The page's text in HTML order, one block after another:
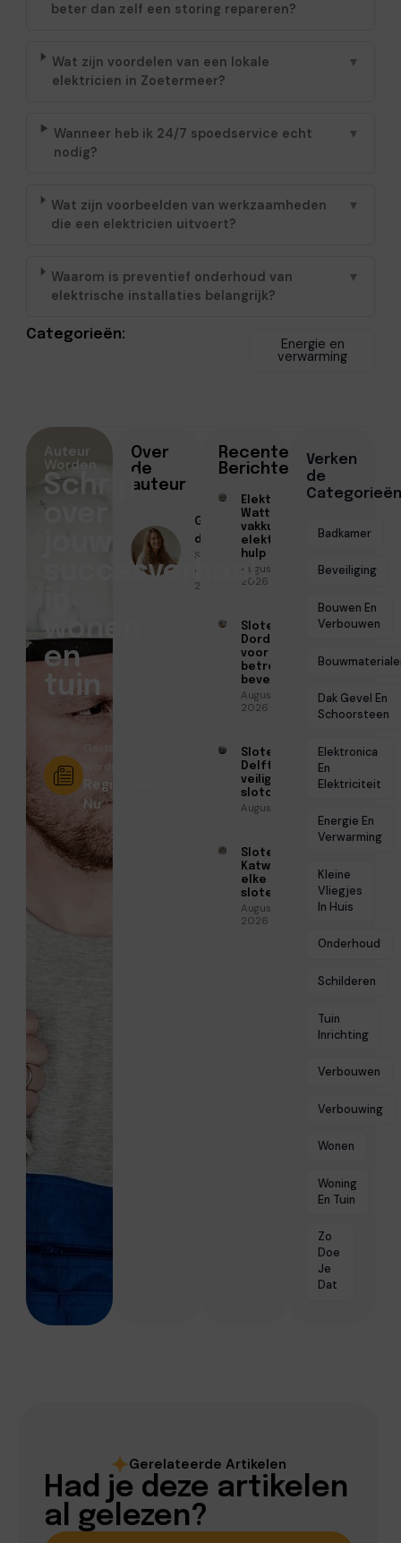
beter dan zelf een storing repareren?
Wat zijn voordelen van een lokale
elektricien in Zoetermeer?
▼
Wanneer heb ik 24/7 spoedservice echt
nodig?
▼
Wat zijn voorbeelden van werkzaamheden
die een elektricien uitvoert?
▼
Waarom is preventief onderhoud van
elektrische installaties belangrijk?
▼
Categorieën:
Energie en
verwarming
Over
de
auteur
Geschreven
door
Sofia Mendes
● Juni 10,
2026
Recente
Berichten
Elektricien
Watt voor
vakkundige
elektrische
hulp
Augustus 5,
2026
Slotenmaker
Dordrecht
voor
betrouwbare
beveiliging
Augustus 3,
2026
Slotenmaker
Delft voor
veilige
slotoplossingen
Augustus 3, 2026
Slotenmaker
Katwijk voor
elke
slotenklus
Augustus 3,
2026
Verken
de
Categorieën
Badkamer
Beveiliging
Bouwen En
Verbouwen
Dak Gevel En
Schoorsteen
Elektronica
En
Elektriciteit
Energie En
Verwarming
Kleine
Vliegjes
In Huis
Onderhoud
Schilderen
Tuin
Inrichting
Verbouwen
Verbouwing
Wonen
Woning
En Tuin
Zo
Doe
Je
Dat
Auteur
Worden
Schrijf
over
succesverhaal
wonen
en
tuin
Gastschrijver
Worden?
Registreer
Nu
Gerelateerde Artikelen
Had je deze artikelen
al gelezen?